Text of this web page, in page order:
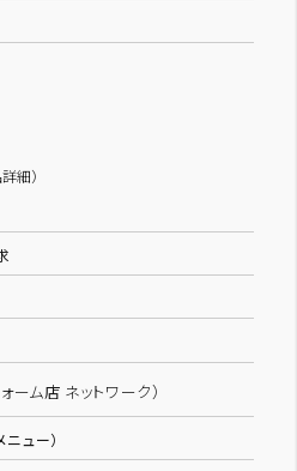
細）
ーム店 ネットワーク）
ュー）